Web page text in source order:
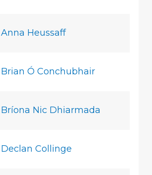
Anna Heussaff
Brian Ó Conchubhair
Bríona Nic Dhiarmada
Declan Collinge